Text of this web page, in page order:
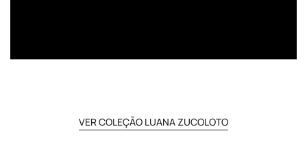
VER COLEÇÃO LUANA ZUCOLOTO
Are you 18 years old or older?